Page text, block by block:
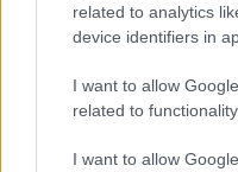
related to analytics
device identifiers in
I want to allow
related to
I want to allow